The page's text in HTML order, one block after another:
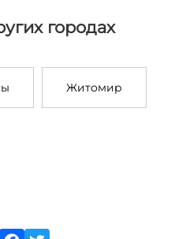
городах
Житомир